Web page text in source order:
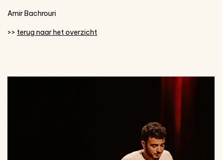
Amir Bachrouri
>> terug naar het overzicht